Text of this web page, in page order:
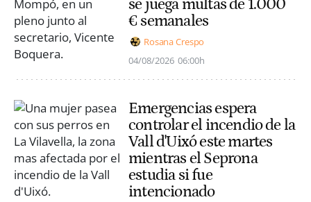
se juega multas de 1.000
€ semanales
Rosana Crespo
04/08/2026 06:00h
Emergencias espera
controlar el incendio de la
Vall d'Uixó este martes
mientras el Seprona
estudia si fue
intencionado